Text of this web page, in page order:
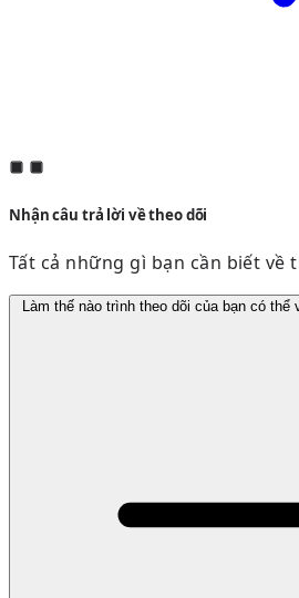
Nhận câu trả lời về theo dõi
Tất cả những gì bạn cần biết về
Làm thế nào trình theo dõi của bạn có thể